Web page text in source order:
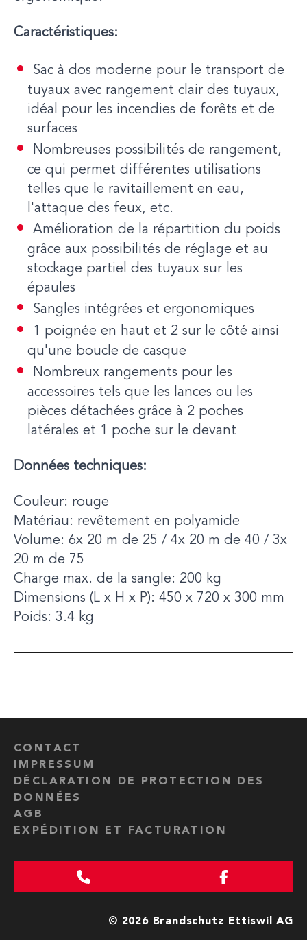
Caractéristiques:
Sac à dos moderne pour le transport de
tuyaux avec rangement clair des tuyaux,
idéal pour les incendies de forêts et de
surfaces
Nombreuses possibilités de rangement,
ce qui permet différentes utilisations
telles que le ravitaillement en eau,
l'attaque des feux, etc.
Amélioration de la répartition du poids
grâce aux possibilités de réglage et au
stockage partiel des tuyaux sur les
épaules
Sangles intégrées et ergonomiques
1 poignée en haut et 2 sur le côté ainsi
qu'une boucle de casque
Nombreux rangements pour les
accessoires tels que les lances ou les
pièces détachées grâce à 2 poches
latérales et 1 poche sur le devant
Données techniques:
Couleur: rouge
Matériau: revêtement en polyamide
Volume: 6x 20 m de 25 / 4x 20 m de 40 / 3x
20 m de 75
Charge max. de la sangle: 200 kg
Dimensions (L x H x P): 450 x 720 x 300 mm
Poids: 3.4 kg
© 2026 Brandschutz Ettiswil AG
CONTACT
IMPRESSUM
DÉCLARATION DE PROTECTION DES
DONNÉES
AGB
EXPÉDITION ET FACTURATION